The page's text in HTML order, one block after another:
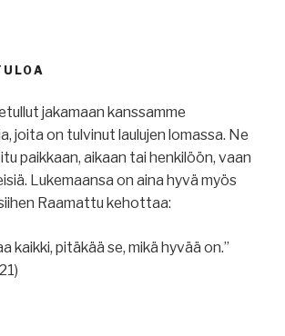
jakamaan kanssamme
joita on tulvinut laulujen lomassa. Ne
paikkaan, aikaan tai henkilöön, vaan
Lukemaansa on aina hyvä myös
Raamattu kehottaa:
kaikki, pitäkää se, mikä hyvää on.”